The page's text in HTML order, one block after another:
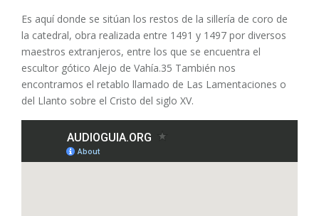
Es aquí donde se sitúan los restos de la sillería de coro de
la catedral, obra realizada entre 1491 y 1497 por diversos
maestros extranjeros, entre los que se encuentra el
escultor gótico Alejo de Vahía.35​ También nos
encontramos el retablo llamado de Las Lamentaciones o
del Llanto sobre el Cristo del siglo XV.